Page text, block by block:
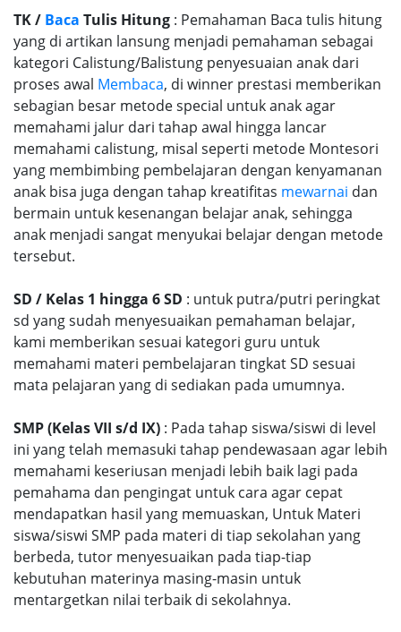
TK / Baca Tulis Hitung : Pemahaman Baca tulis hitung
yang di artikan lansung menjadi pemahaman sebagai
kategori Calistung/Balistung penyesuaian anak dari
proses awal Membaca, di winner prestasi memberikan
sebagian besar metode special untuk anak agar
memahami jalur dari tahap awal hingga lancar
memahami calistung, misal seperti metode Montesori
yang membimbing pembelajaran dengan kenyamanan
anak bisa juga dengan tahap kreatifitas mewarnai dan
bermain untuk kesenangan belajar anak, sehingga
anak menjadi sangat menyukai belajar dengan metode
tersebut.
SD / Kelas 1 hingga 6 SD : untuk putra/putri peringkat
sd yang sudah menyesuaikan pemahaman belajar,
kami memberikan sesuai kategori guru untuk
memahami materi pembelajaran tingkat SD sesuai
mata pelajaran yang di sediakan pada umumnya.
SMP (Kelas VII s/d IX) : Pada tahap siswa/siswi di level
ini yang telah memasuki tahap pendewasaan agar lebih
memahami keseriusan menjadi lebih baik lagi pada
pemahama dan pengingat untuk cara agar cepat
mendapatkan hasil yang memuaskan, Untuk Materi
siswa/siswi SMP pada materi di tiap sekolahan yang
berbeda, tutor menyesuaikan pada tiap-tiap
kebutuhan materinya masing-masin untuk
mentargetkan nilai terbaik di sekolahnya.